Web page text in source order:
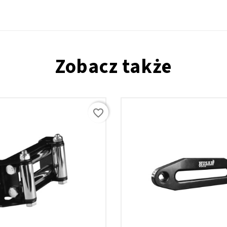
Zobacz także
favorite_border